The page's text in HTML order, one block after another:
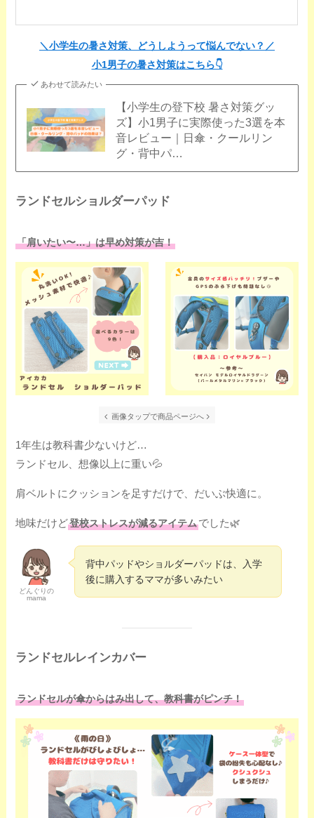
＼小学生の暑さ対策、どうしようって悩んでない？／
小1男子の暑さ対策はこちら👇️
あわせて読みたい
【小学生の登下校 暑さ対策グッ
ズ】小1男子に実際使った3選を本
音レビュー｜日傘・クールリン
グ・背中パ…
ランドセルショルダーパッド
「肩いたい〜…」は早め対策が吉！
画像タップで商品ページへ
1年生は教科書少ないけど…
ランドセル、想像以上に重い💦
肩ベルトにクッションを足すだけで、だいぶ快適に。
地味だけど登校ストレスが減るアイテムでした🌿
どんぐりの
mama
背中パッドやショルダーパッドは、入学
後に購入するママが多いみたい
ランドセルレインカバー
ランドセルが傘からはみ出して、教科書がピンチ！